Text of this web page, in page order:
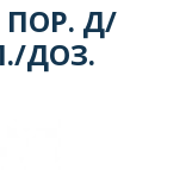
ПОР. Д/
ДОЗ.